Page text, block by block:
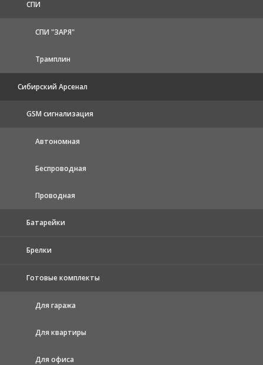
СПИ
СПИ "ЗАРЯ"
Трамплин
Сибирский Арсенал
GSM сигнализация
Автономная
Беспроводная
Проводная
Батарейки
Брелки
Готовые комплекты
Для гаража
Для квартиры
Для офиса